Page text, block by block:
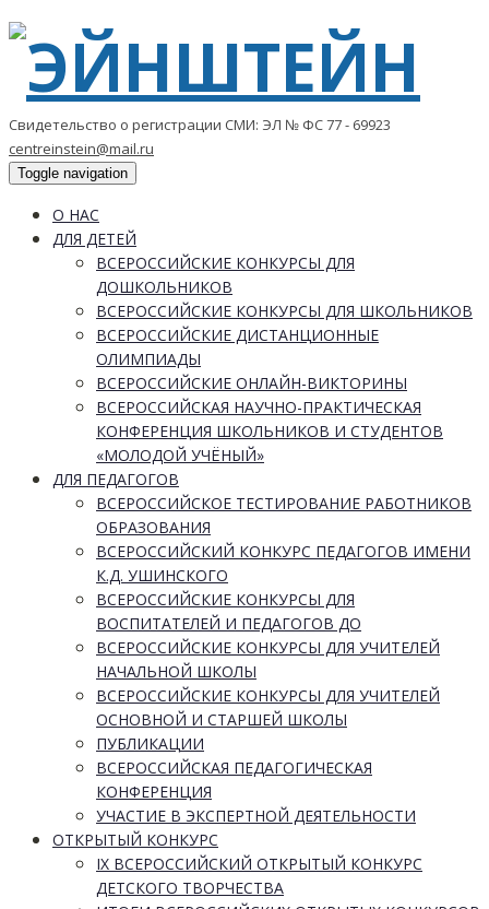
Свидетельство о регистрации СМИ: ЭЛ № ФС 77 - 69923
centreinstein@mail.ru
Toggle navigation
О НАС
ДЛЯ ДЕТЕЙ
ВСЕРОССИЙСКИЕ КОНКУРСЫ ДЛЯ
ДОШКОЛЬНИКОВ
ВСЕРОССИЙСКИЕ КОНКУРСЫ ДЛЯ ШКОЛЬНИКОВ
ВСЕРОССИЙСКИЕ ДИСТАНЦИОННЫЕ
ОЛИМПИАДЫ
ВСЕРОССИЙСКИЕ ОНЛАЙН-ВИКТОРИНЫ
ВСЕРОССИЙСКАЯ НАУЧНО-ПРАКТИЧЕСКАЯ
КОНФЕРЕНЦИЯ ШКОЛЬНИКОВ И СТУДЕНТОВ
«МОЛОДОЙ УЧЁНЫЙ»
ДЛЯ ПЕДАГОГОВ
ВСЕРОССИЙСКОЕ ТЕСТИРОВАНИЕ РАБОТНИКОВ
ОБРАЗОВАНИЯ
ВСЕРОССИЙСКИЙ КОНКУРС ПЕДАГОГОВ ИМЕНИ
К.Д. УШИНСКОГО
ВСЕРОССИЙСКИЕ КОНКУРСЫ ДЛЯ
ВОСПИТАТЕЛЕЙ И ПЕДАГОГОВ ДО
ВСЕРОССИЙСКИЕ КОНКУРСЫ ДЛЯ УЧИТЕЛЕЙ
НАЧАЛЬНОЙ ШКОЛЫ
ВСЕРОССИЙСКИЕ КОНКУРСЫ ДЛЯ УЧИТЕЛЕЙ
ОСНОВНОЙ И СТАРШЕЙ ШКОЛЫ
ПУБЛИКАЦИИ
ВСЕРОССИЙСКАЯ ПЕДАГОГИЧЕСКАЯ
КОНФЕРЕНЦИЯ
УЧАСТИЕ В ЭКСПЕРТНОЙ ДЕЯТЕЛЬНОСТИ
ОТКРЫТЫЙ КОНКУРС
IX ВСЕРОССИЙСКИЙ ОТКРЫТЫЙ КОНКУРС
ДЕТСКОГО ТВОРЧЕСТВА